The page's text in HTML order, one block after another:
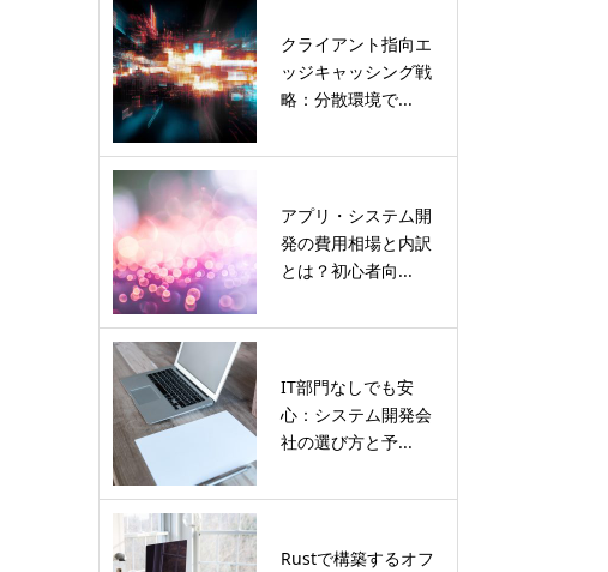
クライアント指向エ
ッジキャッシング戦
略：分散環境で...
アプリ・システム開
発の費用相場と内訳
とは？初心者向...
IT部門なしでも安
心：システム開発会
社の選び方と予...
Rustで構築するオフ